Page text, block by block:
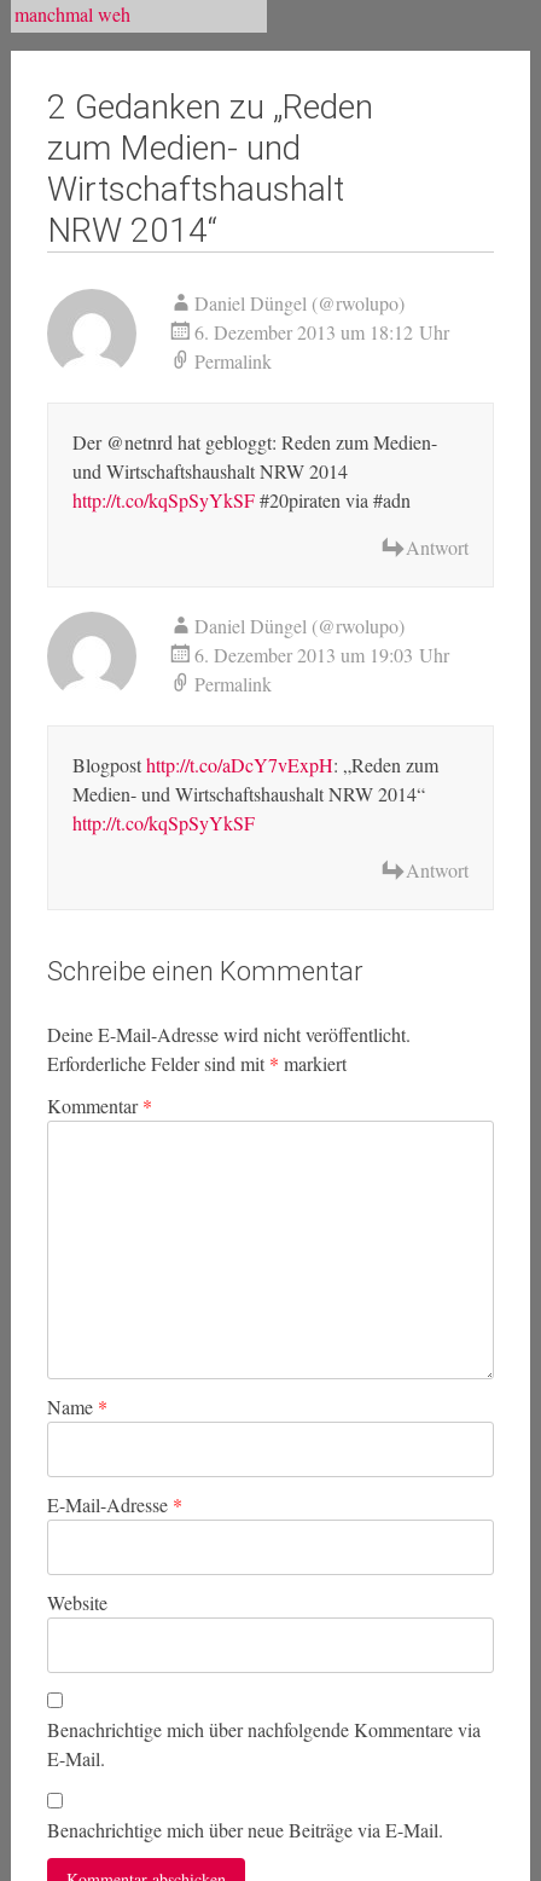
manchmal weh
2 Gedanken zu „Reden
zum Medien- und
Wirtschaftshaushalt
NRW 2014“
Daniel Düngel (@rwolupo)
6. Dezember 2013 um 18:12 Uhr
Permalink
Der @netnrd hat gebloggt: Reden zum Medien-
und Wirtschaftshaushalt NRW 2014
http://t.co/kqSpSyYkSF#20piraten via #adn
Antwort
Daniel Düngel (@rwolupo)
6. Dezember 2013 um 19:03 Uhr
Permalink
Blogposthttp://t.co/aDcY7vExpH: „Reden zum
Medien- und Wirtschaftshaushalt NRW 2014“
http://t.co/kqSpSyYkSF
Antwort
Schreibe einen Kommentar
Deine E-Mail-Adresse wird nicht veröffentlicht.
Erforderliche Felder sind mit * markiert
Kommentar*
Name *
E-Mail-Adresse *
Website
Benachrichtige mich über nachfolgende Kommentare via
E-Mail.
Benachrichtige mich über neue Beiträge via E-Mail.